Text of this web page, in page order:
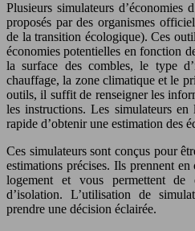
Plusieurs simulateurs d’économies
proposés par des organismes
de la transition écologique). Ces
économies potentielles en fonction
la surface des combles, le type
chauffage, la zone climatique et le
outils, il suffit de renseigner les
les instructions. Les simulateurs
rapide d’obtenir une estimation des
Ces simulateurs sont conçus pour
estimations précises. Ils prennent
logement et vous permettent de
d’isolation. L’utilisation de
prendre une décision éclairée.